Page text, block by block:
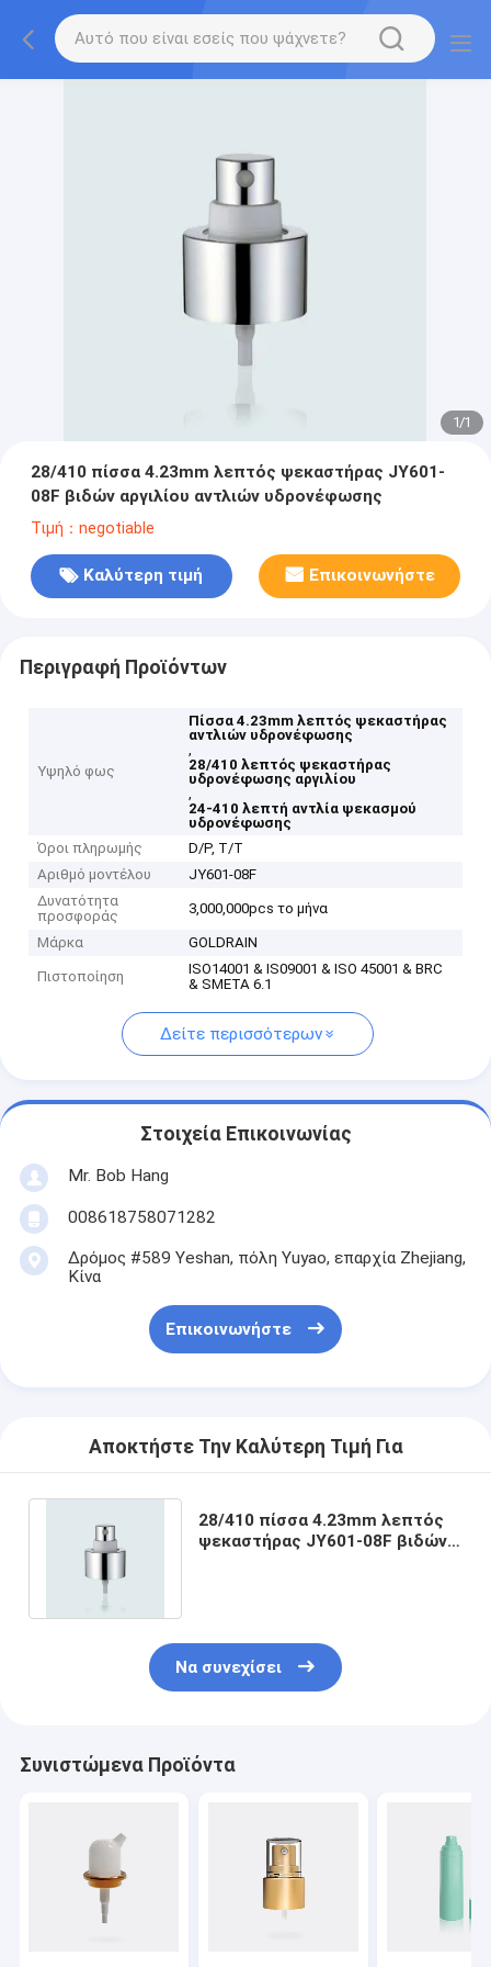
1/1
28/410 πίσσα 4.23mm λεπτός ψεκαστήρας JY601-
08F βιδών αργιλίου αντλιών υδρονέφωσης
Τιμή：negotiable
Καλύτερη τιμή Επικοινωνήστε
Περιγραφή Προϊόντων
Υψηλό φως
Πίσσα 4.23mm λεπτός ψεκαστήρας
αντλιών υδρονέφωσης
,
28/410 λεπτός ψεκαστήρας
υδρονέφωσης αργιλίου
,
24-410 λεπτή αντλία ψεκασμού
υδρονέφωσης
Όροι πληρωμής
D/P, T/T
Αριθμό μοντέλου
JY601-08F
Δυνατότητα
προσφοράς
3,000,000pcs το μήνα
Μάρκα GOLDRAIN
Πιστοποίηση
ISO14001 & IS09001 & ISO 45001 & BRC
& SMETA 6.1
Δείτε περισσότερων
Στοιχεία Επικοινωνίας
Mr. Bob Hang
008618758071282
Δρόμος #589 Yeshan, πόλη Yuyao, επαρχία Zhejiang,
Κίνα
Επικοινωνήστε
Αποκτήστε Την Καλύτερη Τιμή Για
28/410 πίσσα 4.23mm λεπτός
ψεκαστήρας JY601-08F βιδών
Να συνεχίσει
Συνιστώμενα Προϊόντα